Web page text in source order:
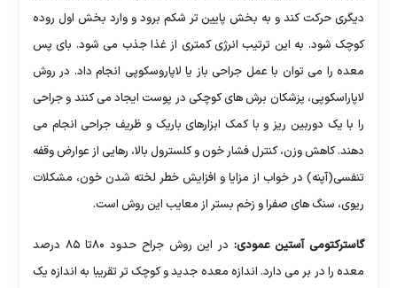
دیگری حرکت کند و به بخش پایین تر شکم برود و وارد بخش اول روده
کوچک شود. به این ترتیب انرژی کمتری از غذا جذب می شود. بای پس
معده را می توان با عمل جراحی باز یا لاپاروسکوپی انجام داد. در روش
لاپاراسکوپی، پزشکان برش های کوچکی در پوست ایجاد می کنند و جراحی
را با یک دوربین ریز و با کمک ابزارهای باریک و ظریف جراحی انجام می
دهند. کاهش وزن، کنترل فشار خون و کلسترول بالا، رهایی از عوارض وقفه
تنفسی(آپنه) در خواب از مزایا و افزایش خطر لخته شدن خون، مشکلات
ریوی، سنگ های صفرا و زخم بستر از معایب این روش است.
گاسترکتومی آستین عمودی:
در این روش جراح حدود ۸۰تا ۸۵ درصد
معده را در بر می دارد. اندازه معده جدید و کوچک تر تقریبا به اندازه یک